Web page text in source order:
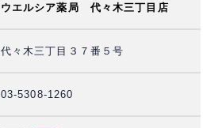
ウエルシア薬局 代々木三丁目店
代々木三丁目３７番５号
03-5308-1260